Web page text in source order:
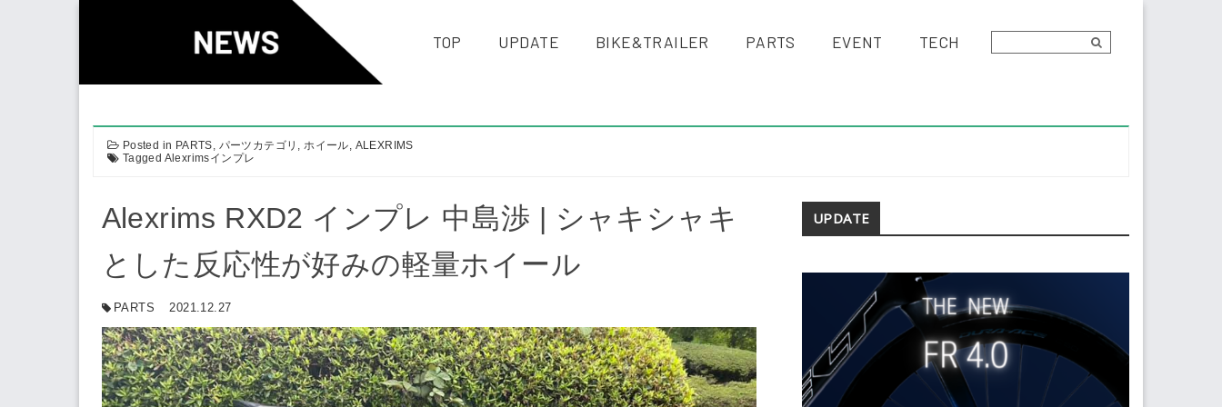
TOP UPDATE BIKE&TRAILER PARTS EVENT TECH
Posted in PARTS, パーツカテゴリ ,ホイール, ALEXRIMS
Tagged Alexrimsインプレ
Alexrims RXD2 インプレ 中島渉 | シャキシャキ
とした反応性が好みの軽量ホイール
PARTS 2021.12.27
Secondary
UPDATE